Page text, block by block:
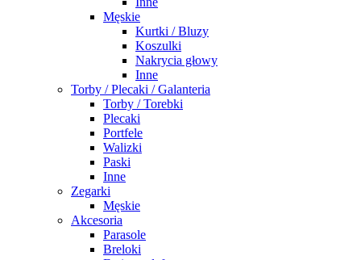
Męskie
Kurtki / Bluzy
Koszulki
Nakrycia głowy
Inne
Torby / Plecaki / Galanteria
Torby / Torebki
Plecaki
Portfele
Walizki
Paski
Inne
Zegarki
Męskie
Akcesoria
Parasole
Breloki